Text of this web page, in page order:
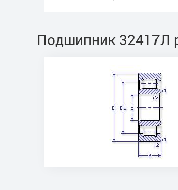
Подшипник 32417Л